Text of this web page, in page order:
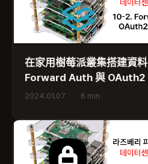
在家用樹莓派叢集搭建資
Forward Auth 與 OAuth2
2024.01.07 6 min